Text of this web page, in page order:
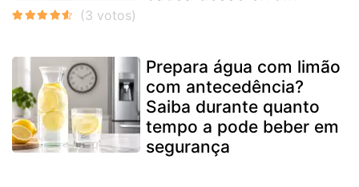
Prepara água com limão
com antecedência?
Saiba durante quanto
tempo a pode beber em
segurança